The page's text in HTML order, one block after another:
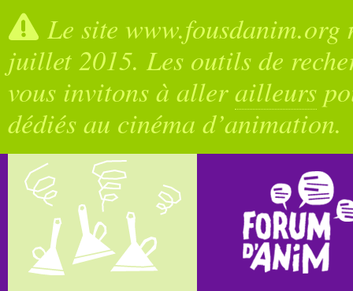
Le site
juillet 2015. Les outils de
vous invitons à allerailleurs
dédiés au cinéma d’animation.